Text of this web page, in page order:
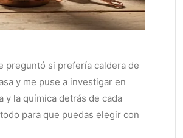
preguntó si prefería caldera de
y me puse a investigar en
la química detrás de cada
para que puedas elegir con